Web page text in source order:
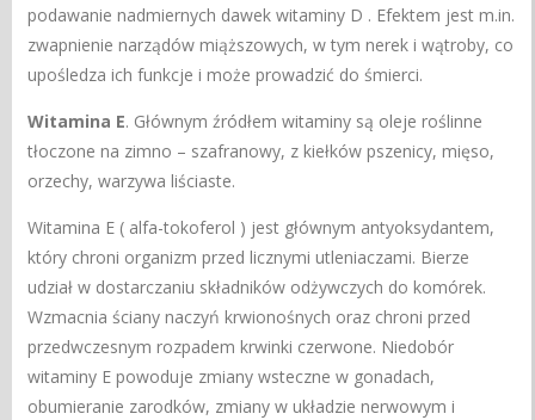
podawanie nadmiernych dawek witaminy D . Efektem jest m.in.
zwapnienie narządów miąższowych, w tym nerek i wątroby, co
upośledza ich funkcje i może prowadzić do śmierci.
Witamina E. Głównym źródłem witaminy są oleje roślinne
tłoczone na zimno – szafranowy, z kiełków pszenicy, mięso,
orzechy, warzywa liściaste.
Witamina E ( alfa-tokoferol ) jest głównym antyoksydantem,
który chroni organizm przed licznymi utleniaczami. Bierze
udział w dostarczaniu składników odżywczych do komórek.
Wzmacnia ściany naczyń krwionośnych oraz chroni przed
przedwczesnym rozpadem krwinki czerwone. Niedobór
witaminy E powoduje zmiany wsteczne w gonadach,
obumieranie zarodków, zmiany w układzie nerwowym i